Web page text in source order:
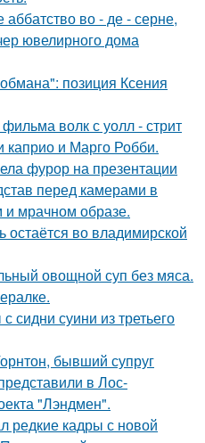
во - де - серне,
ювелирного дома
позиция Ксения
волк с уолл - стрит
каприо и Марго Робби.
фурор на презентации
перед камерами в
и мрачном образе.
остаётся во владимирской
овощной суп без мяса.
сидни суини из третьего
бывший супруг
в Лос-
"Лэндмен".
редкие кадры с новой